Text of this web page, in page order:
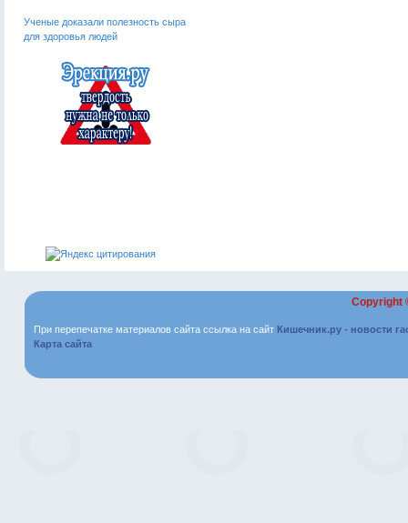
Ученые доказали полезность сыра
для здоровья людей
Copyright
При перепечатке материалов сайта ссылка на сайт Кишечник.ру - новости
Карта сайта